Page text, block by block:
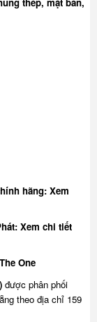
hãng: Xem
Xem chi tiết
One
được phân phối
theo địa chỉ 159